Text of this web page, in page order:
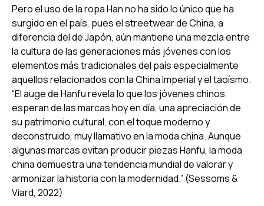
Pero el uso de la ropaHanno ha sido lo único que ha
surgido en el país, pues elstreetwearde China, a
diferencia del de Japón, aún mantiene una mezcla entre
la cultura de las generaciones más jóvenes con los
elementos más tradicionales del país especialmente
aquellos relacionados con la China Imperial y el taoísmo.
“El auge de Hanfu revela lo que los jóvenes chinos
esperan de las marcas hoy en día, una apreciación de
su patrimonio cultural, con el toque moderno y
deconstruido, muy llamativo en la moda china. Aunque
algunas marcas evitan producir piezas Hanfu, la moda
china demuestra una tendencia mundial de valorar y
armonizar la historia con la modernidad.” (Sessoms &
Viard, 2022)